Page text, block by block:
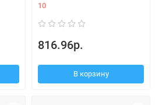
10
816.96р.
В корзину